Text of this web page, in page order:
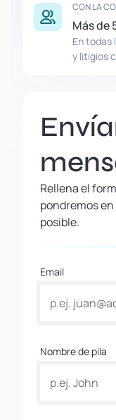
CON LA
Más de
En todas
y litigios
Rellena el
pondremos
posible.
Email
Nombre de pila